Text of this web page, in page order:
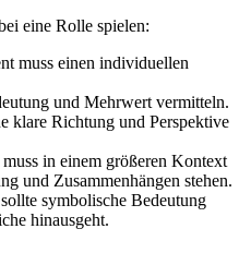
eine Rolle spielen:
muss einen individuellen
und Mehrwert vermitteln.
klare Richtung und Perspektive
in einem größeren Kontext
und Zusammenhängen stehen.
symbolische Bedeutung
hinausgeht.